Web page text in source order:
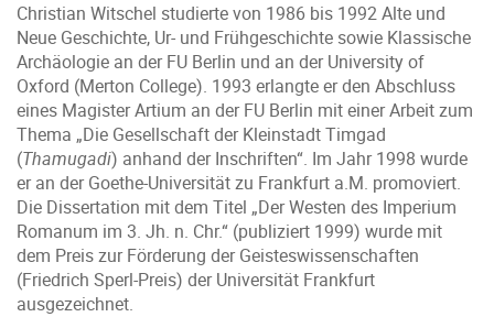
Christian Witschel studierte von 1986 bis 1992 Alte und
Neue Geschichte, Ur- und Frühgeschichte sowie Klassische
Archäologie an der FU Berlin und an der University of
Oxford (Merton College). 1993 erlangte er den Abschluss
eines Magister Artium an der FU Berlin mit einer Arbeit zum
Thema „Die Gesellschaft der Kleinstadt Timgad
(Thamugadi) anhand der Inschriften“. Im Jahr 1998 wurde
er an der Goethe-Universität zu Frankfurt a.M. promoviert.
Die Dissertation mit dem Titel „Der Westen des Imperium
Romanum im 3. Jh. n. Chr.“ (publiziert 1999) wurde mit
dem Preis zur Förderung der Geisteswissenschaften
(Friedrich Sperl-Preis) der Universität Frankfurt
ausgezeichnet.